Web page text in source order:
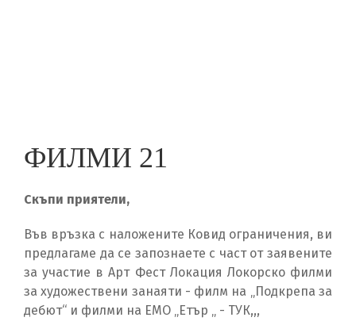
ФИЛМИ 21
Скъпи приятели,
Във връзка с наложените Ковид ограничения, ви
предлагаме да се запознаете с част от заявените
за участие в Арт Фест Локация Локорско филми
за художествени занаяти - филм на „Подкрепа за
дебют“ и филми на ЕМО „Етър „ - ТУК,,,